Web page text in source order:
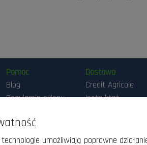
Pomoc
Blog
Regulamin sklepu
prywatności
Dostawa
Credit Agricole
Instruktaż
zamówień
umożliwiają poprawne